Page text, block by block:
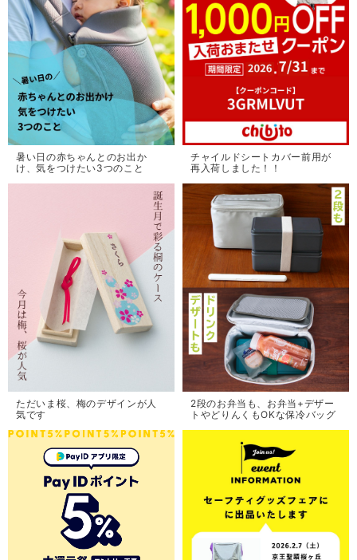
暑い日の赤ちゃんとのお出か
け、気をつけたい3つのこと
チャイルドシートカバー前用が
再入荷しました！！
ただいま桜、梅のデザインが人
気です
2段のお弁当も、お弁当+デザー
トやどりんくもOKな保冷バッグ